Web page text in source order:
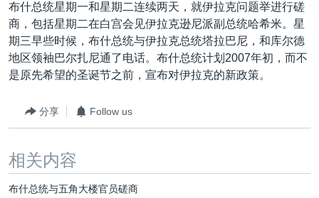
索
美洲
全球议题
劳工
环境
美中关系
美国建国250周年
埃博拉疫情
重要讲话与声明
南中国海争端
关注西藏
中文广播
关注我们
布什总统星期一和星期二连续两天，就伊拉克问题举进行磋
商，包括星期二在白宫会见伊拉克逊尼派副总统哈希米。星
期三早些时候，布什总统与伊拉克总统塔拉巴尼，和库尔德
地区领袖巴尔扎尼通了电话。布什总统计划2007年初，而不
是原先希望的圣诞节之前，宣布对伊拉克的新政策。
分享 Follow us
相关内容
布什总统与五角大楼官员磋商